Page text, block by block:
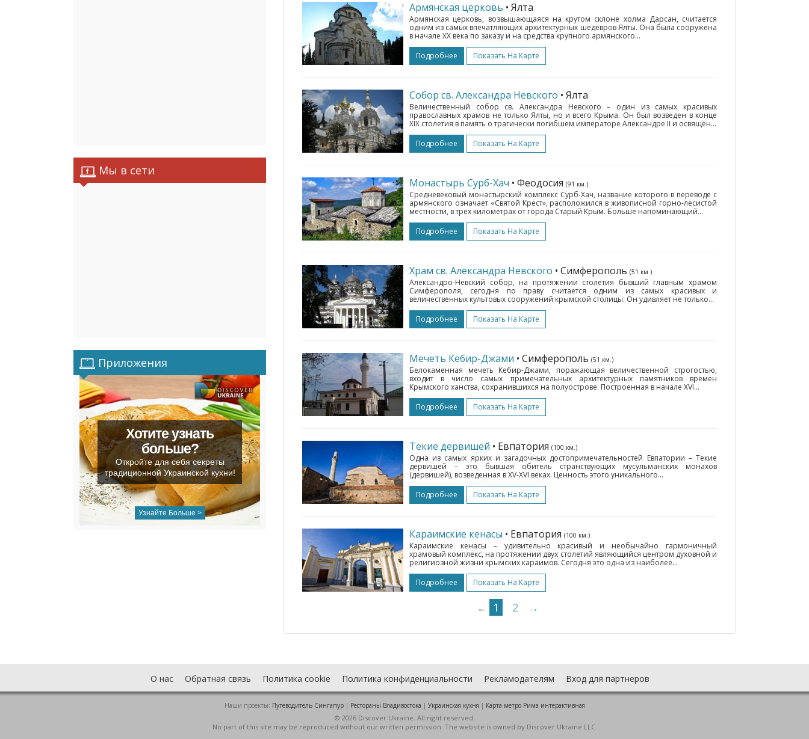
Мы в сети
Приложения
Хотите узнать
больше?
Откройте для себя секреты
традиционной Украинской кухни!
Узнайте Больше >
Армянская церковь • Ялта
Армянская церковь, возвышающаяся на крутом склоне холма Дарсан, считается
одним из самых впечатляющих архитектурных шедевров Ялты. Она была сооружена
в начале ХХ века по заказу и на средства крупного армянского...
Подробнее
Показать На Карте
Собор св. Александра Невского • Ялта
Величественный собор св. Александра Невского – один из самых красивых
православных храмов не только Ялты, но и всего Крыма. Он был возведен в конце
XIX столетия в память о трагически погибшем императоре Александре II и освящен...
Подробнее
Показать На Карте
Монастырь Сурб-Хач • Феодосия (91 км.)
Средневековый монастырский комплекс Сурб-Хач, название которого в переводе с
армянского означает «Святой Крест», расположился в живописной горно-лесистой
местности, в трех километрах от города Старый Крым. Больше напоминающий...
Подробнее
Показать На Карте
Храм св. Александра Невского • Симферополь (51 км.)
Александро-Невский собор, на протяжении столетия бывший главным храмом
Симферополя, сегодня по праву считается одним из самых красивых и
величественных культовых сооружений крымской столицы. Он удивляет не только...
Подробнее
Показать На Карте
Мечеть Кебир-Джами • Симферополь (51 км.)
Белокаменная мечеть Кебир-Джами, поражающая величественной строгостью,
входит в число самых примечательных архитектурных памятников времен
Крымского ханства, сохранившихся на полуострове. Построенная в начале XVI...
Подробнее
Показать На Карте
Текие дервишей • Евпатория (100 км.)
Одна из самых ярких и загадочных достопримечательностей Евпатории – Текие
дервишей – это бывшая обитель странствующих мусульманских монахов
(дервишей), возведенная в XV-XVI веках. Ценность этого уникального...
Подробнее
Показать На Карте
Караимские кенасы • Евпатория (100 км.)
Караимские кенасы – удивительно красивый и необычайно гармоничный
храмовый комплекс, на протяжении двух столетий являющийся центром духовной и
религиозной жизни крымских караимов. Сегодня это одна из наиболее...
Подробнее
Показать На Карте
← 1 2 →
О нас Обратная связь Политика cookie Политика конфиденциальности Рекламодателям Вход для партнеров
Наши проекты: Путеводитель Сингапур| Рестораны Владивостока | Украинская кухня | Карта метро Рима интерактивная
© 2026 Discover Ukraine. All right reserved.
No part of this site may be reproduced without our written permission. The website is owned by Discover Ukraine LLC.